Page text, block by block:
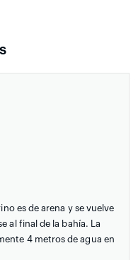
es de arena y se vuelve
al final de la bahía. La
4 metros de agua en